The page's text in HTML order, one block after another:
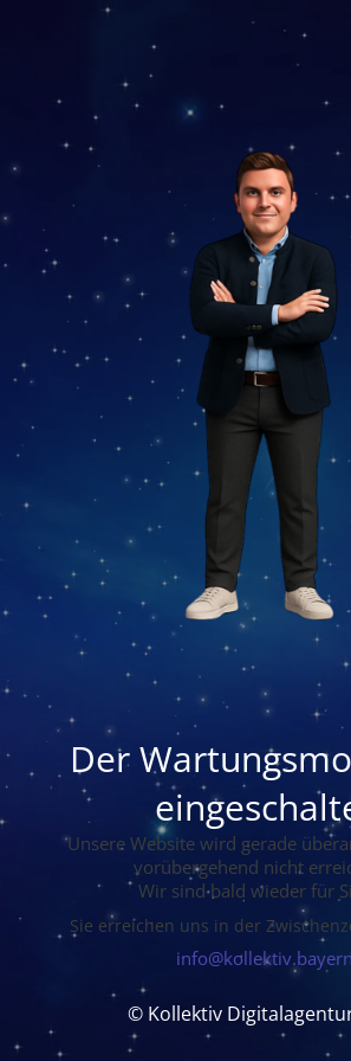
Der
Unsere Website wird gerade
vorübergehend nicht
Wir sind bald wieder für
Sie erreichen uns in der
© Kollektiv